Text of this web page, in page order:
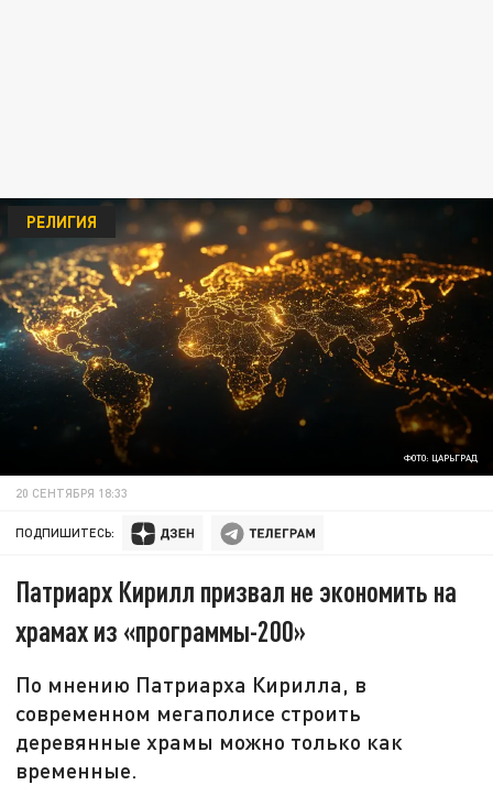
ФОТО: ЦАРЬГРАД
РЕЛИГИЯ
20 СЕНТЯБРЯ 18:33
ПОДПИШИТЕСЬ:
Патриарх Кирилл призвал не экономить на
храмах из «программы-200»
По мнению Патриарха Кирилла, в
современном мегаполисе строить
деревянные храмы можно только как
временные.